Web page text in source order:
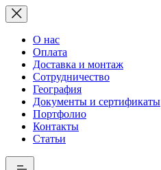
О нас
Оплата
Доставка и монтаж
Сотрудничество
География
Документы и сертификаты
Портфолио
Контакты
Статьи